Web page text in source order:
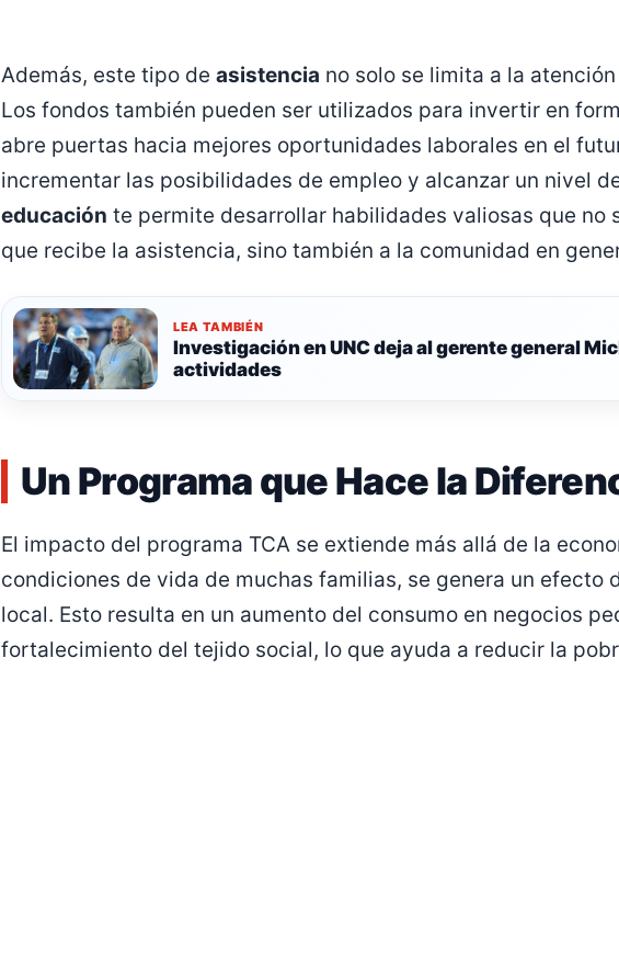
Además, este tipo de asistencia no solo se limita a la
Los fondos también pueden ser utilizados para invertir en
abre puertas hacia mejores oportunidades laborales en el
incrementar las posibilidades de empleo y alcanzar un nivel
educación te permite desarrollar habilidades valiosas que no
que recibe la asistencia, sino también a la comunidad en
LEA TAMBIÉN
Investigación en UNC deja al gerente general
actividades
Un Programa que Hace la
El impacto del programa TCA se extiende más allá de la
condiciones de vida de muchas familias, se genera un efecto
local. Esto resulta en un aumento del consumo en negocios
fortalecimiento del tejido social, lo que ayuda a reducir la